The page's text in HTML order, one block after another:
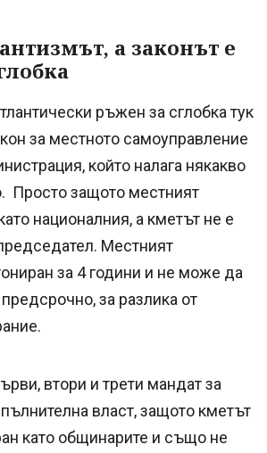
а законът е
ръжен за сглобка тук
за местното самоуправление
който налага някакво
Просто защото местният
националния, а кметът не е
Местният
за 4 години и не може да
за разлика от
втори и трети мандат за
власт, защото кметът
като общинарите и също не